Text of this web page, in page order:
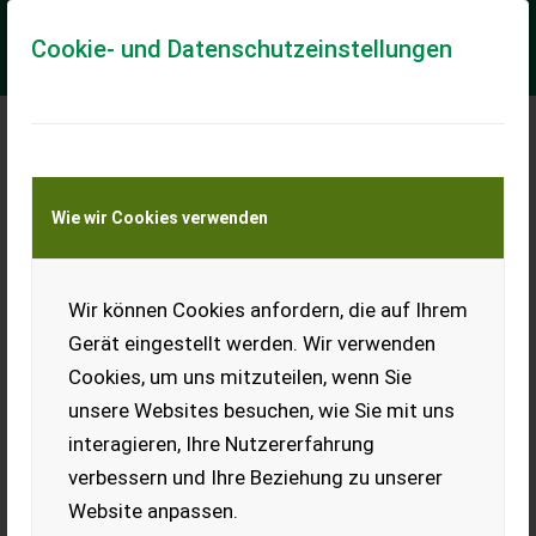
Cookie- und Datenschutzeinstellungen
Wie wir Cookies verwenden
Wir können Cookies anfordern, die auf Ihrem
Gerät eingestellt werden. Wir verwenden
Cookies, um uns mitzuteilen, wenn Sie
unsere Websites besuchen, wie Sie mit uns
interagieren, Ihre Nutzererfahrung
verbessern und Ihre Beziehung zu unserer
Website anpassen.
Meine Transportkostenanfrage
Transport von Land- und Baumaschinen –
KEINE Tiertransporte
Mörtl FTL 210
Scheibenmähwerk Mörtl FTL
210 in gutem Zustand, hydr.
Seitenverschub, Gleitkufen
teilweise neu, Keilriemen 2
Zapfwelle 540, Drehrichtung
Reform, Rasant. Preis VHB, Standort Tirol, Zustellung